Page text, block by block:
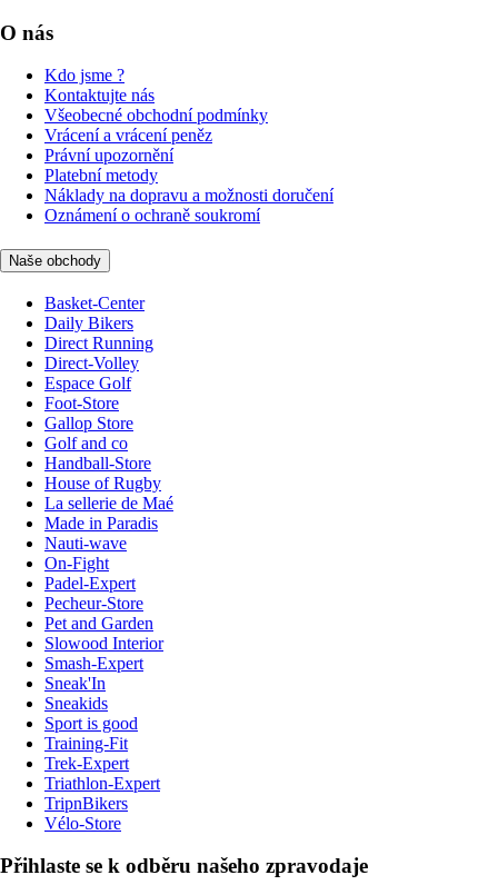
O nás
Kdo jsme ?
Kontaktujte nás
Všeobecné obchodní podmínky
Vrácení a vrácení peněz
Právní upozornění
Platební metody
Náklady na dopravu a možnosti doručení
Oznámení o ochraně soukromí
Naše obchody
Basket-Center
Daily Bikers
Direct Running
Direct-Volley
Espace Golf
Foot-Store
Gallop Store
Golf and co
Handball-Store
House of Rugby
La sellerie de Maé
Made in Paradis
Nauti-wave
On-Fight
Padel-Expert
Pecheur-Store
Pet and Garden
Slowood Interior
Smash-Expert
Sneak'In
Sneakids
Sport is good
Training-Fit
Trek-Expert
Triathlon-Expert
TripnBikers
Vélo-Store
Přihlaste se k odběru našeho zpravodaje